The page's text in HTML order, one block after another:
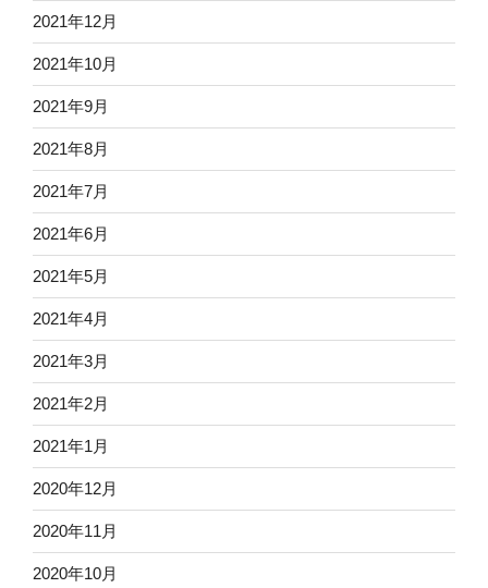
2021年12月
2021年10月
2021年9月
2021年8月
2021年7月
2021年6月
2021年5月
2021年4月
2021年3月
2021年2月
2021年1月
2020年12月
2020年11月
2020年10月